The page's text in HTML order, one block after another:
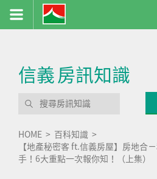
信義房訊知識
HOME
百科知識
【地產秘密客 ft.信義房屋】房地合
手！6大重點一次報你知！（上集）